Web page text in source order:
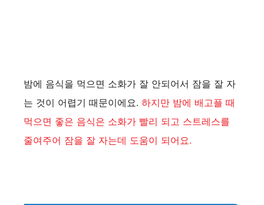
밤에 음식을 먹으면 소화가 잘 안되어서 잠을 잘 자
는 것이 어렵기 때문이에요. 하지만 밤에 배고플 때
먹으면 좋은 음식은 소화가 빨리 되고 스트레스를
줄여주어 잠을 잘 자는데 도움이 되어요.